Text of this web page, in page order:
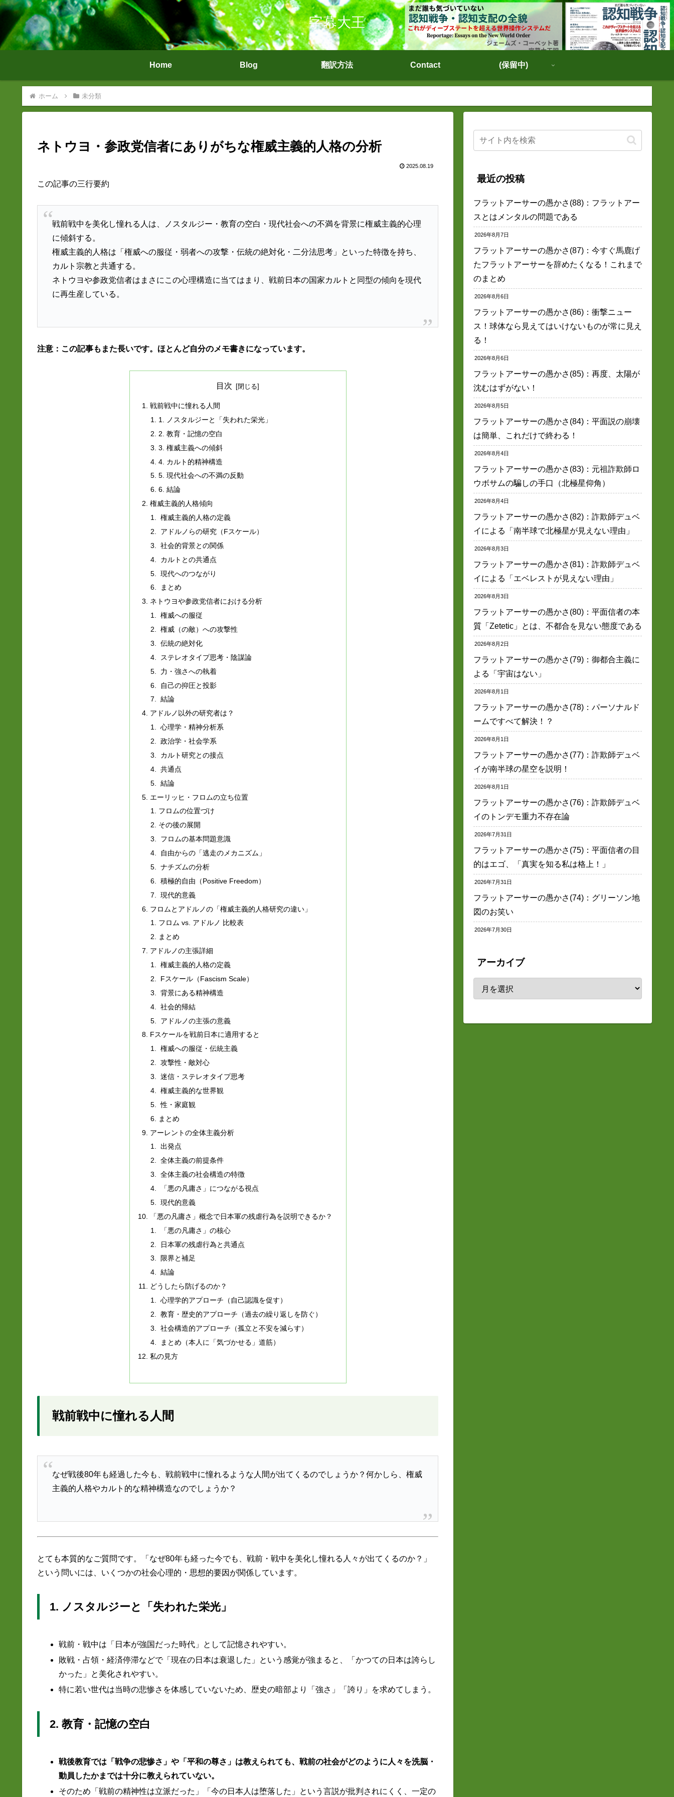
字幕大王
Home Blog 翻訳方法 Contact (保留中)
ホーム 未分類
ネトウヨ・参政党信者にありがちな権威主義的人格の分析
2025.08.19
この記事の三行要約
戦前戦中を美化し憧れる人は、ノスタルジー・教育の空白・現代社会への不満を背景に権威主義的心理
に傾斜する。
権威主義的人格は「権威への服従・弱者への攻撃・伝統の絶対化・二分法思考」といった特徴を持ち、
カルト宗教と共通する。
ネトウヨや参政党信者はまさにこの心理構造に当てはまり、戦前日本の国家カルトと同型の傾向を現代
に再生産している。
注意：この記事もまた長いです。ほとんど自分のメモ書きになっています。
目次
戦前戦中に憧れる人間
1. ノスタルジーと「失われた栄光」
2. 教育・記憶の空白
3. 権威主義への傾斜
4. カルト的精神構造
5. 現代社会への不満の反動
6. 結論
権威主義的人格傾向
権威主義的人格の定義
アドルノらの研究（Fスケール）
社会的背景との関係
カルトとの共通点
現代へのつながり
まとめ
ネトウヨや参政党信者における分析
権威への服従
権威（の敵）への攻撃性
伝統の絶対化
ステレオタイプ思考・陰謀論
力・強さへの執着
自己の抑圧と投影
結論
アドルノ以外の研究者は？
心理学・精神分析系
政治学・社会学系
カルト研究との接点
共通点
結論
エーリッヒ・フロムの立ち位置
フロムの位置づけ
その後の展開
フロムの基本問題意識
自由からの「逃走のメカニズム」
ナチズムの分析
積極的自由（Positive Freedom）
現代的意義
フロムとアドルノの「権威主義的人格研究の違い」
フロム vs. アドルノ 比較表
まとめ
アドルノの主張詳細
権威主義的人格の定義
Fスケール（Fascism Scale）
背景にある精神構造
社会的帰結
アドルノの主張の意義
Fスケールを戦前日本に適用すると
権威への服従・伝統主義
攻撃性・敵対心
迷信・ステレオタイプ思考
権威主義的な世界観
性・家庭観
まとめ
アーレントの全体主義分析
出発点
全体主義の前提条件
全体主義の社会構造の特徴
「悪の凡庸さ」につながる視点
現代的意義
「悪の凡庸さ」概念で日本軍の残虐行為を説明できるか？
「悪の凡庸さ」の核心
日本軍の残虐行為と共通点
限界と補足
結論
どうしたら防げるのか？
心理学的アプローチ（自己認識を促す）
教育・歴史的アプローチ（過去の繰り返しを防ぐ）
社会構造的アプローチ（孤立と不安を減らす）
まとめ（本人に「気づかせる」道筋）
私の見方
戦前戦中に憧れる人間
なぜ戦後80年も経過した今も、戦前戦中に憧れるような人間が出てくるのでしょうか？何かしら、権威
主義的人格やカルト的な精神構造なのでしょうか？
とても本質的なご質問です。「なぜ80年も経った今でも、戦前・戦中を美化し憧れる人々が出てくるのか？」
という問いには、いくつかの社会心理的・思想的要因が関係しています。
1. ノスタルジーと「失われた栄光」
戦前・戦中は「日本が強国だった時代」として記憶されやすい。
敗戦・占領・経済停滞などで「現在の日本は衰退した」という感覚が強まると、「かつての日本は誇らし
かった」と美化されやすい。
特に若い世代は当時の悲惨さを体感していないため、歴史の暗部より「強さ」「誇り」を求めてしまう。
2. 教育・記憶の空白
戦後教育では「戦争の悲惨さ」や「平和の尊さ」は教えられても、戦前の社会がどのように人々を洗脳・
動員したかまでは十分に教えられていない。
そのため「戦前の精神性は立派だった」「今の日本人は堕落した」という言説が批判されにくく、一定の
最近の投稿
フラットアーサーの愚かさ(88)：フラットアー
スとはメンタルの問題である
2026年8月7日
フラットアーサーの愚かさ(87)：今すぐ馬鹿げ
たフラットアーサーを辞めたくなる！これまで
のまとめ
2026年8月6日
フラットアーサーの愚かさ(86)：衝撃ニュー
ス！球体なら見えてはいけないものが常に見え
る！
2026年8月6日
フラットアーサーの愚かさ(85)：再度、太陽が
沈むはずがない！
2026年8月5日
フラットアーサーの愚かさ(84)：平面説の崩壊
は簡単、これだけで終わる！
2026年8月4日
フラットアーサーの愚かさ(83)：元祖詐欺師ロ
ウボサムの騙しの手口（北極星仰角）
2026年8月4日
フラットアーサーの愚かさ(82)：詐欺師デュベ
イによる「南半球で北極星が見えない理由」
2026年8月3日
フラットアーサーの愚かさ(81)：詐欺師デュベ
イによる「エベレストが見えない理由」
2026年8月3日
フラットアーサーの愚かさ(80)：平面信者の本
質「Zetetic」とは、不都合を見ない態度である
2026年8月2日
フラットアーサーの愚かさ(79)：御都合主義に
よる「宇宙はない」
2026年8月1日
フラットアーサーの愚かさ(78)：パーソナルド
ームですべて解決！？
2026年8月1日
フラットアーサーの愚かさ(77)：詐欺師デュベ
イが南半球の星空を説明！
2026年8月1日
フラットアーサーの愚かさ(76)：詐欺師デュベ
イのトンデモ重力不存在論
2026年7月31日
フラットアーサーの愚かさ(75)：平面信者の目
的はエゴ、「真実を知る私は格上！」
2026年7月31日
フラットアーサーの愚かさ(74)：グリーソン地
図のお笑い
2026年7月30日
アーカイブ